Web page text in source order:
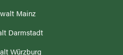
Mainz
Darmstadt
Würzburg